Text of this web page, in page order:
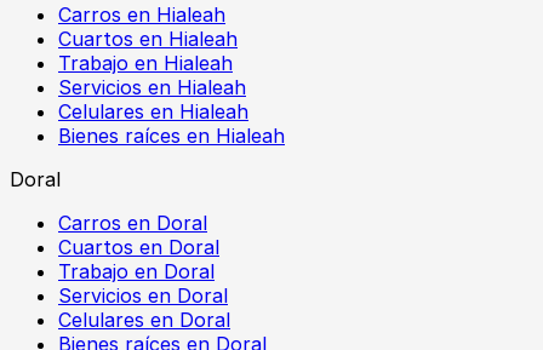
Carros en Hialeah
Cuartos en Hialeah
Trabajo en Hialeah
Servicios en Hialeah
Celulares en Hialeah
Bienes raíces en Hialeah
Doral
Carros en Doral
Cuartos en Doral
Trabajo en Doral
Servicios en Doral
Celulares en Doral
Bienes raíces en Doral